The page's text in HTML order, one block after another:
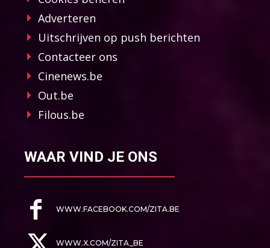
Adverteren
Uitschrijven op push berichten
Contacteer ons
Cinenews.be
Out.be
Filous.be
WAAR VIND JE ONS
WWW.FACEBOOK.COM/ZITA.BE
WWW.X.COM/ZITA_BE